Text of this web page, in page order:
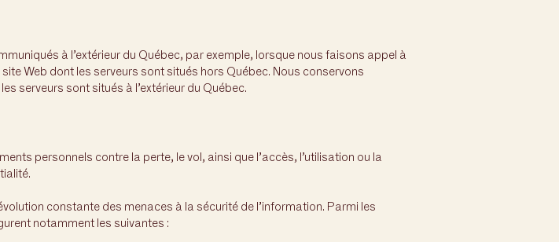
à l’extérieur du Québec, par exemple, lorsque nous faisons appel à
Web dont les serveurs sont situés hors Québec. Nous conservons
serveurs sont situés à l’extérieur du Québec.
personnels contre la perte, le vol, ainsi que l’accès, l’utilisation ou la
constante des menaces à la sécurité de l’information. Parmi les
notamment les suivantes :